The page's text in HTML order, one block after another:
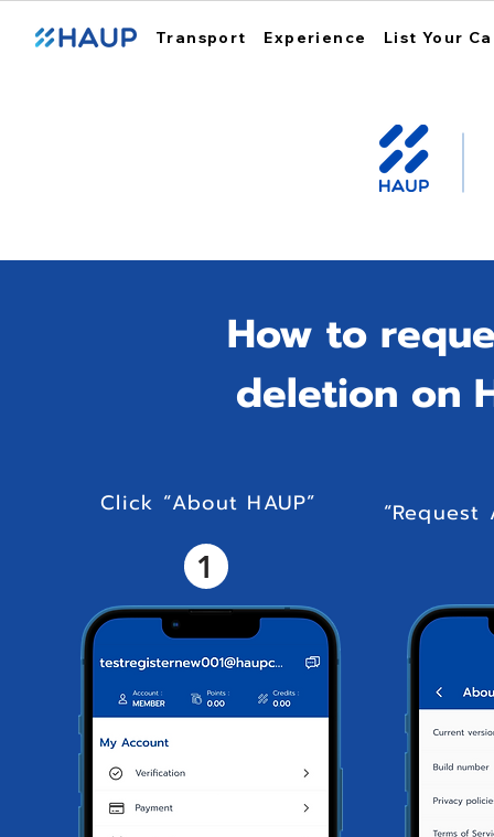
Transport Experience List Your
How to
deletion on
Click “About HAUP”
1